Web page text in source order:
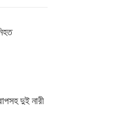
দুই নারী